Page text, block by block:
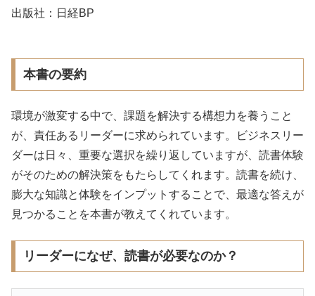
出版社：日経BP
本書の要約
環境が激変する中で、課題を解決する構想力を養うこと
が、責任あるリーダーに求められています。ビジネスリー
ダーは日々、重要な選択を繰り返していますが、読書体験
がそのための解決策をもたらしてくれます。読書を続け、
膨大な知識と体験をインプットすることで、最適な答えが
見つかることを本書が教えてくれています。
リーダーになぜ、読書が必要なのか？